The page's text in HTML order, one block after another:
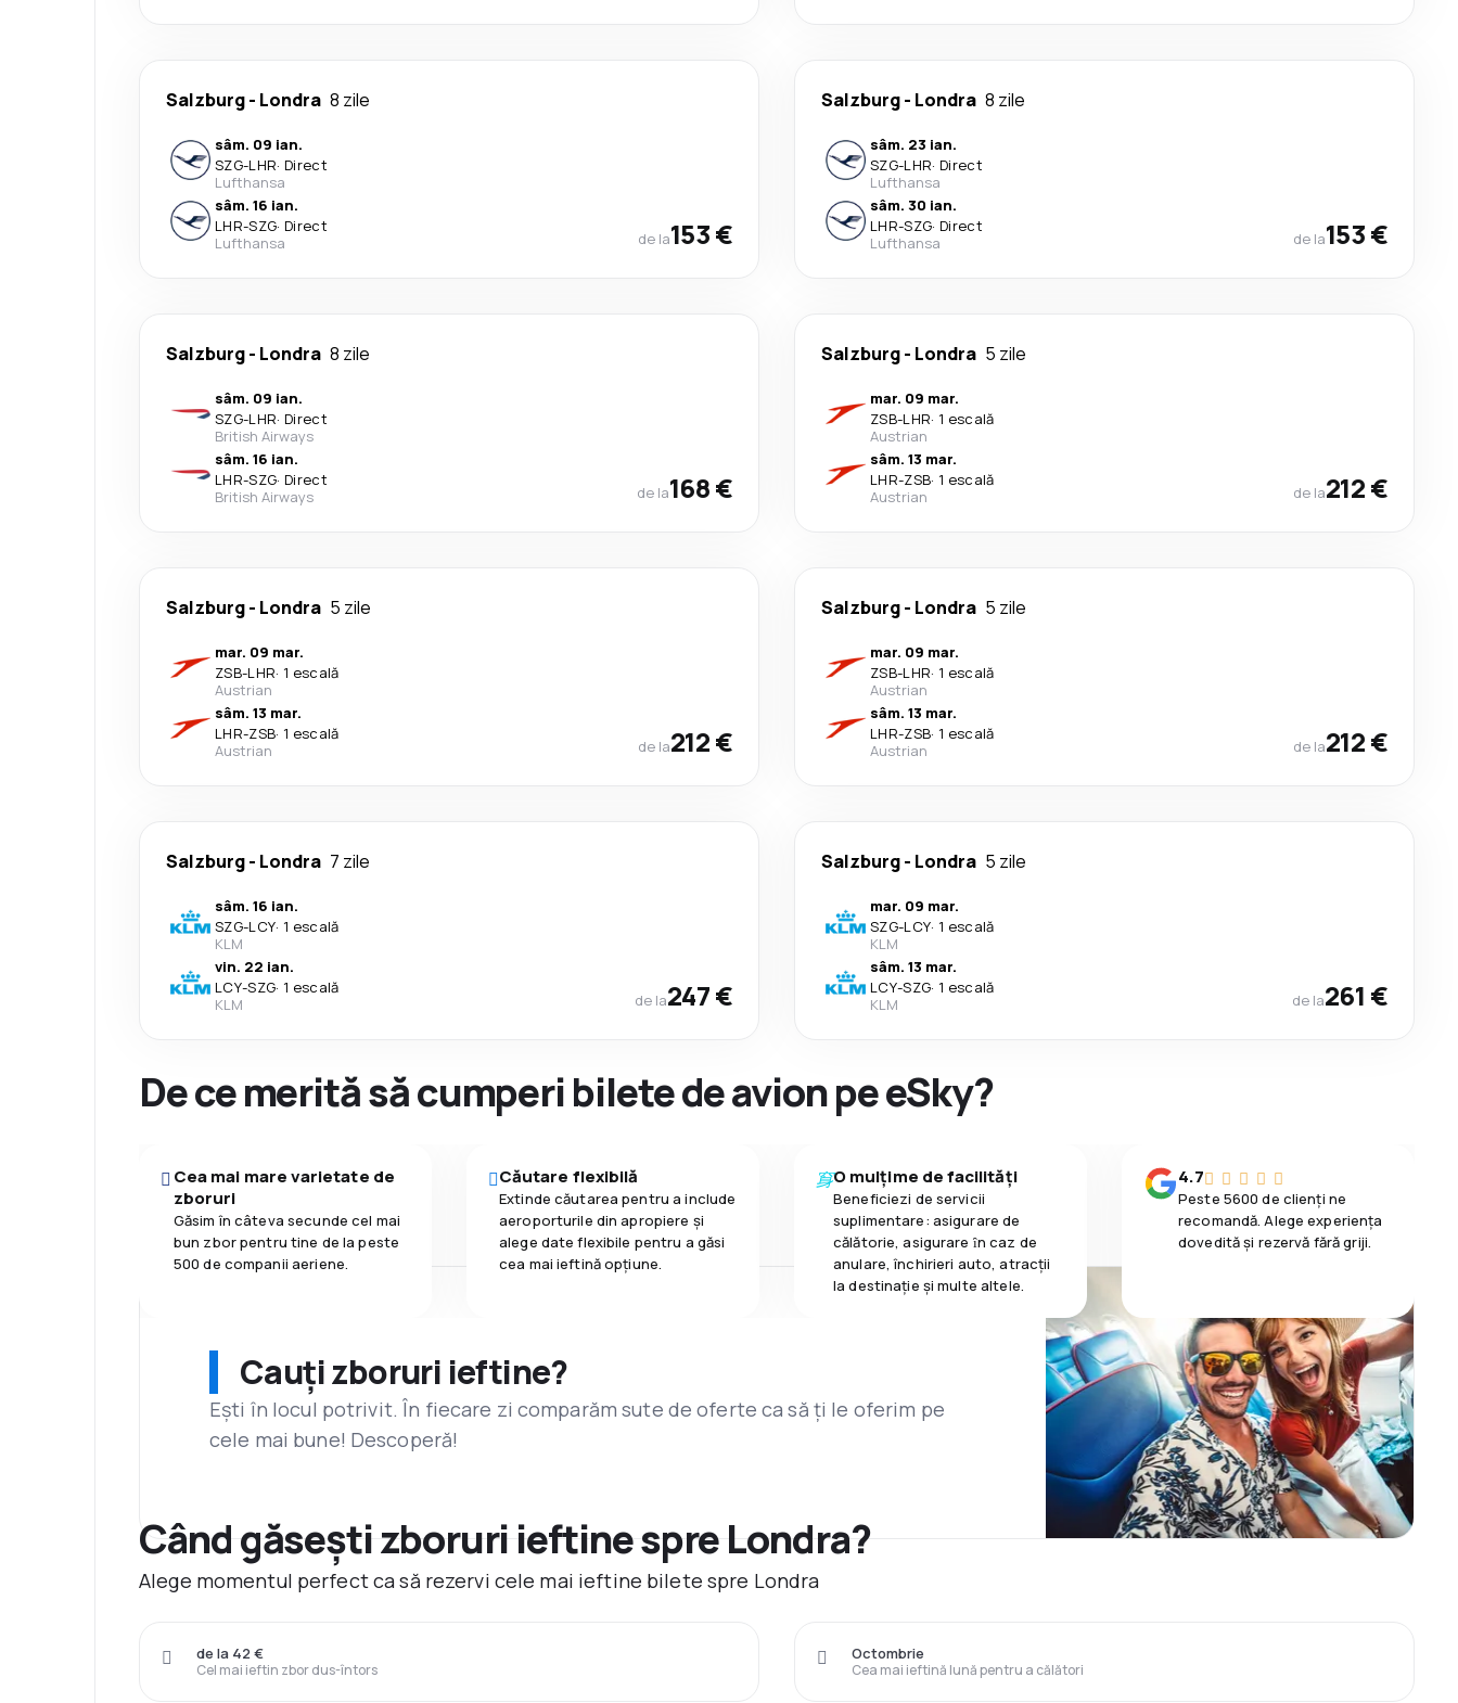
Salzburg- Londra 8 zile
sâm. 09 ian.
SZG-LHR· Direct
Lufthansa
sâm. 16 ian.
LHR-SZG· Direct
Lufthansa
de la153 €
Salzburg- Londra 8 zile
sâm. 23 ian.
SZG-LHR· Direct
Lufthansa
sâm. 30 ian.
LHR-SZG· Direct
Lufthansa
de la153 €
Salzburg- Londra 8 zile
sâm. 09 ian.
SZG-LHR· Direct
British Airways
sâm. 16 ian.
LHR-SZG· Direct
British Airways
de la168 €
Salzburg- Londra 5 zile
mar. 09 mar.
ZSB-LHR· 1 escală
Austrian
sâm. 13 mar.
LHR-ZSB· 1 escală
Austrian
de la212 €
Salzburg- Londra 5 zile
mar. 09 mar.
ZSB-LHR· 1 escală
Austrian
sâm. 13 mar.
LHR-ZSB· 1 escală
Austrian
de la212 €
Salzburg- Londra 5 zile
mar. 09 mar.
ZSB-LHR· 1 escală
Austrian
sâm. 13 mar.
LHR-ZSB· 1 escală
Austrian
de la212 €
Salzburg- Londra 7 zile
sâm. 16 ian.
SZG-LCY· 1 escală
KLM
vin. 22 ian.
LCY-SZG· 1 escală
KLM
de la247 €
Salzburg- Londra 5 zile
mar. 09 mar.
SZG-LCY· 1 escală
KLM
sâm. 13 mar.
LCY-SZG· 1 escală
KLM
de la261 €
De ce merită să cumperi bilete de avion pe eSky?
Cea mai mare varietate de
zboruri
Găsim în câteva secunde cel mai
bun zbor pentru tine de la peste
500 de companii aeriene.
Căutare flexibilă
Extinde căutarea pentru a include
aeroporturile din apropiere și
alege date flexibile pentru a găsi
cea mai ieftină opțiune.
O mulțime de facilități
Beneficiezi de servicii
suplimentare: asigurare de
călătorie, asigurare ȋn caz de
anulare, închirieri auto, atracții
la destinaţie și multe altele.
4.7
Peste 5600 de clienți ne
recomandă. Alege experiența
dovedită și rezervă fără griji.
Cauți zboruri ieftine?
Ești în locul potrivit. În fiecare zi comparăm sute de oferte ca să ți le oferim pe
cele mai bune! Descoperă!
Când găsești zboruri ieftine spre Londra?
Alege momentul perfect ca să rezervi cele mai ieftine bilete spre Londra
Cel mai ieftin zbor dus-întors
de la 42 €
Cea mai ieftină lună pentru a călători
Octombrie